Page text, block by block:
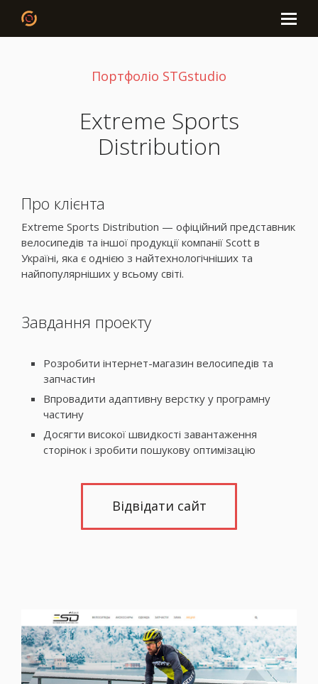
Портфоліо STGstudio
Extreme Sports
Distribution
Про клієнта
Extreme Sports Distribution — офіційний представник
велосипедів та іншої продукції компанії Scott в
Україні, яка є однією з найтехнологічніших та
найпопулярніших у всьому світі.
Завдання проекту
Розробити інтернет-магазин велосипедів та
запчастин
Впровадити адаптивну верстку у програмну
частину
Досягти високої швидкості завантаження
сторінок і зробити пошукову оптимізацію
Відвідати сайт